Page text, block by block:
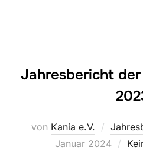
Jahresbericht
von Kania e.V.
Januar 2024